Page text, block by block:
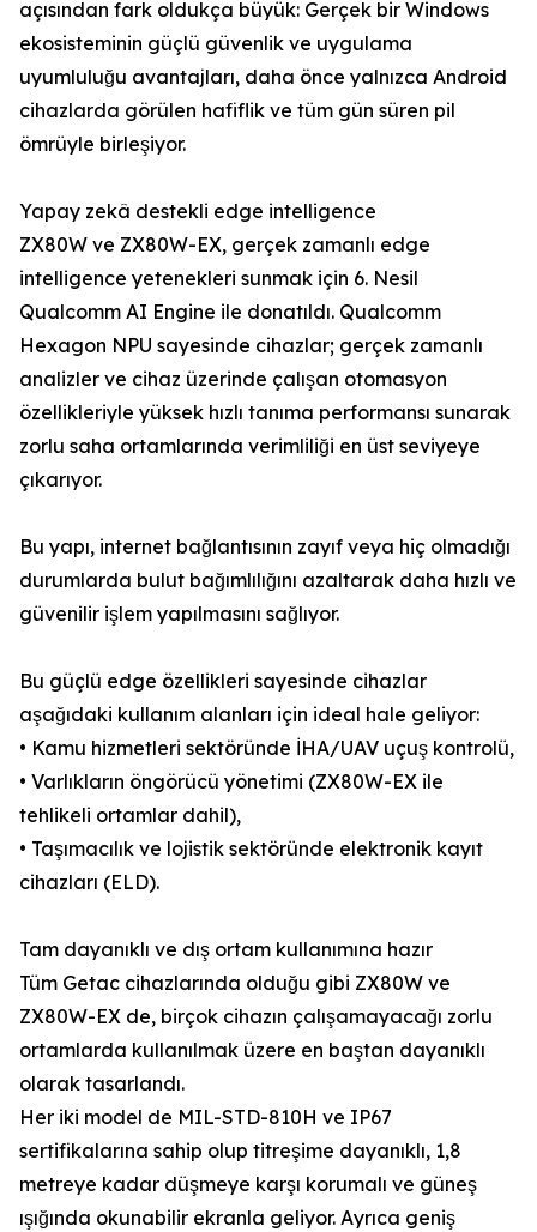
açısından fark oldukça büyük: Gerçek bir Windows
ekosisteminin güçlü güvenlik ve uygulama
uyumluluğu avantajları, daha önce yalnızca Android
cihazlarda görülen hafiflik ve tüm gün süren pil
ömrüyle birleşiyor.
Yapay zekâ destekli edge intelligence
ZX80W ve ZX80W-EX, gerçek zamanlı edge
intelligence yetenekleri sunmak için 6. Nesil
Qualcomm AI Engine ile donatıldı. Qualcomm
Hexagon NPU sayesinde cihazlar; gerçek zamanlı
analizler ve cihaz üzerinde çalışan otomasyon
özellikleriyle yüksek hızlı tanıma performansı sunarak
zorlu saha ortamlarında verimliliği en üst seviyeye
çıkarıyor.
Bu yapı, internet bağlantısının zayıf veya hiç olmadığı
durumlarda bulut bağımlılığını azaltarak daha hızlı ve
güvenilir işlem yapılmasını sağlıyor.
Bu güçlü edge özellikleri sayesinde cihazlar
aşağıdaki kullanım alanları için ideal hale geliyor:
• Kamu hizmetleri sektöründe İHA/UAV uçuş kontrolü,
• Varlıkların öngörücü yönetimi (ZX80W-EX ile
tehlikeli ortamlar dahil),
• Taşımacılık ve lojistik sektöründe elektronik kayıt
cihazları (ELD).
Tam dayanıklı ve dış ortam kullanımına hazır
Tüm Getac cihazlarında olduğu gibi ZX80W ve
ZX80W-EX de, birçok cihazın çalışamayacağı zorlu
ortamlarda kullanılmak üzere en baştan dayanıklı
olarak tasarlandı.
Her iki model de MIL-STD-810H ve IP67
sertifikalarına sahip olup titreşime dayanıklı, 1,8
metreye kadar düşmeye karşı korumalı ve güneş
ışığında okunabilir ekranla geliyor. Ayrıca geniş